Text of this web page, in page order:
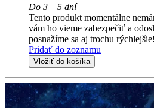
Do 3 – 5 dní
Tento produkt momentálne
vám ho vieme zabezpečiť a
posnažíme sa aj trochu rýchlejšie!
Pridať do zoznamu
Vložiť do košíka